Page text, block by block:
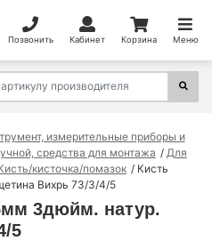
Позвонить Кабинет Корзина Меню
измерительные приборы и
средства для монтажа
Для
кисточка/помазок
Кисть
Вихрь 73/3/4/5
3дюйм. натур.
5